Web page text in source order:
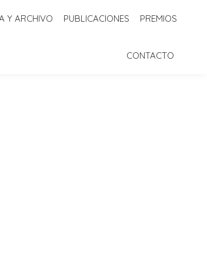
PUBLICACIONES PREMIOS CONTACTO
Y ARCHIVO PUBLICACIONES PREMIOS
CONTACTO